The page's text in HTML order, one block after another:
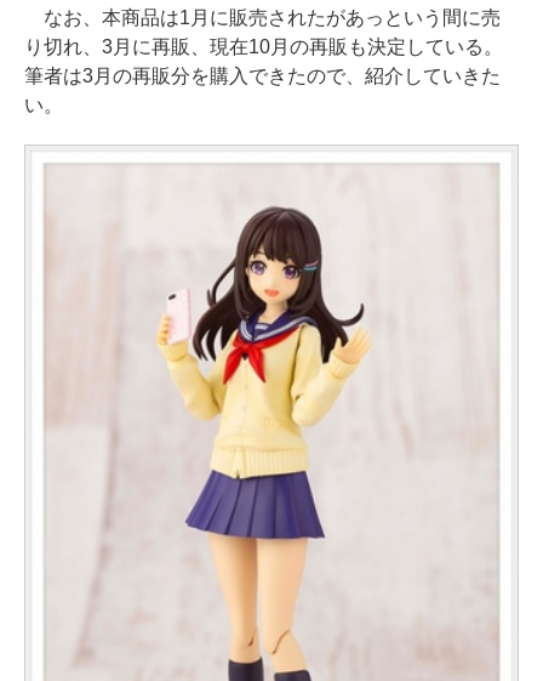
なお、本商品は1月に販売されたがあっという間に売
り切れ、3月に再販、現在10月の再販も決定している。
筆者は3月の再販分を購入できたので、紹介していきた
い。